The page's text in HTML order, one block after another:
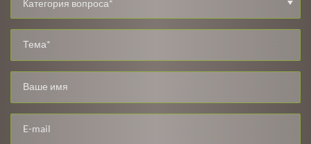
Категория вопроса*